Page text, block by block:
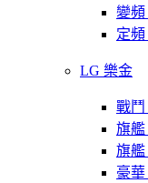
變頻
定
LG 樂金
戰鬥
旗艦
旗艦
豪